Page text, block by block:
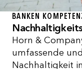
BANKEN
Horn &
umfassende
Nachhaltigkeit